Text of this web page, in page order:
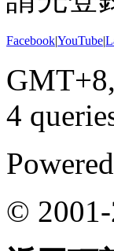
Facebook|YouTube|
4
©